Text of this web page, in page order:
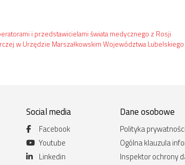
i przedstawicielami świata medycznego z Rosji
w Urzędzie Marszałkowskim Województwa Lubelskiego
Social media
Facebook
Youtube
Linkedin
Dane osobowe
Polityka prywatności
Ogólna klauzula
Inspektor ochrony